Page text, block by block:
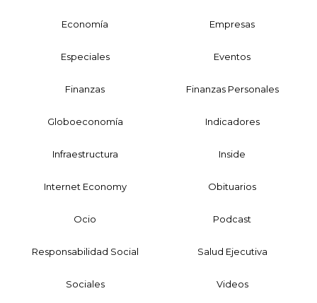
Economía Empresas
Especiales Eventos
Finanzas Finanzas Personales
Globoeconomía Indicadores
Infraestructura Inside
Internet Economy Obituarios
Ocio Podcast
Responsabilidad Social Salud Ejecutiva
Sociales Videos